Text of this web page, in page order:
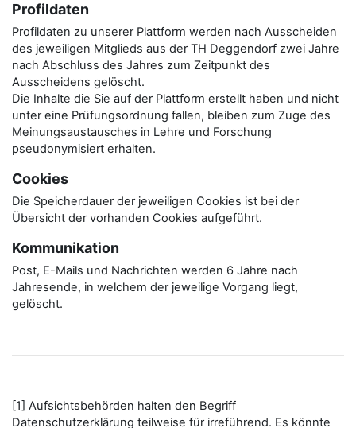
Profildaten
Profildaten zu unserer Plattform werden nach Ausscheiden
des jeweiligen Mitglieds aus der TH Deggendorf zwei Jahre
nach Abschluss des Jahres zum Zeitpunkt des
Ausscheidens gelöscht.
Die Inhalte die Sie auf der Plattform erstellt haben und nicht
unter eine Prüfungsordnung fallen, bleiben zum Zuge des
Meinungsaustausches in Lehre und Forschung
pseudonymisiert erhalten.
Cookies
Die Speicherdauer der jeweiligen Cookies ist bei der
Übersicht der vorhanden Cookies aufgeführt.
Kommunikation
Post, E-Mails und Nachrichten werden 6 Jahre nach
Jahresende, in welchem der jeweilige Vorgang liegt,
gelöscht.
[1] Aufsichtsbehörden halten den Begriff
Datenschutzerklärung teilweise für irreführend. Es könnte